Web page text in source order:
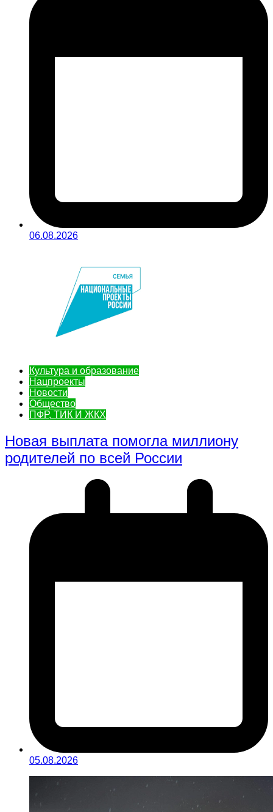
06.08.2026
Культура и образование
Нацпроекты
Новости
Общество
ПФР, ТИК И ЖКХ
Новая выплата помогла миллиону
родителей по всей России
05.08.2026